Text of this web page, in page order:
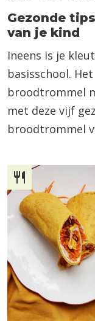
Gezonde
van je kind
Ineens is je
basisschool.
broodtrommel
met deze vijf
broodtrommel